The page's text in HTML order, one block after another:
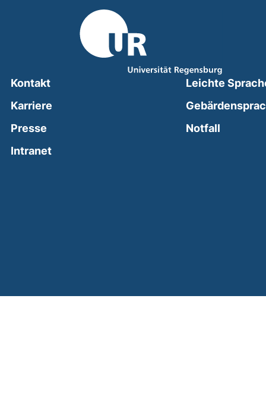
Kontakt
Karriere
Presse
Intranet(external link, opens in a new window)
Leichte
Notfall